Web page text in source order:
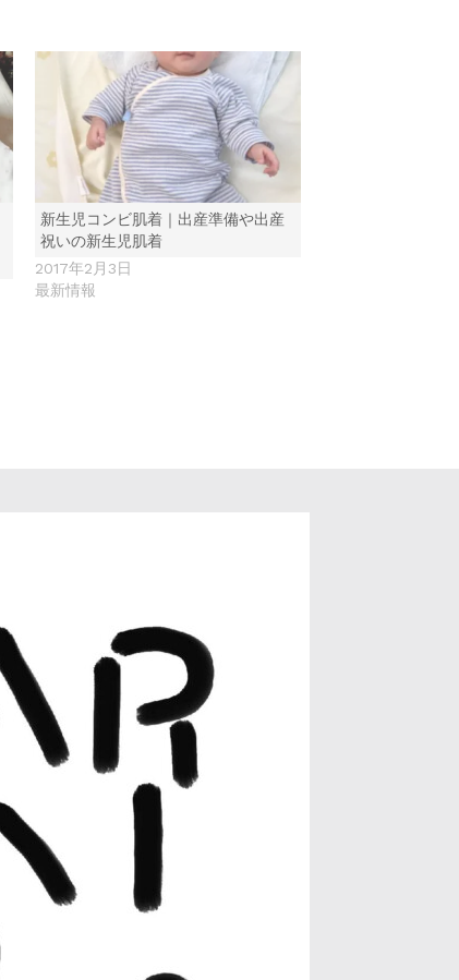
新生児コンビ肌着｜出産準備や出産
祝いの新生児肌着
2017年2月3日
最新情報